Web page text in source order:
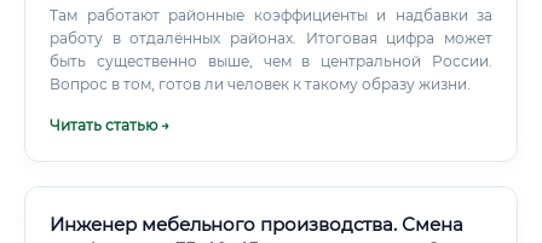
Там работают районные коэффициенты и надбавки за
работу в отдалённых районах. Итоговая цифра может
быть существенно выше, чем в центральной России.
Вопрос в том, готов ли человек к такому образу жизни.
Читать статью →
Инженер мебельного производства. Смена